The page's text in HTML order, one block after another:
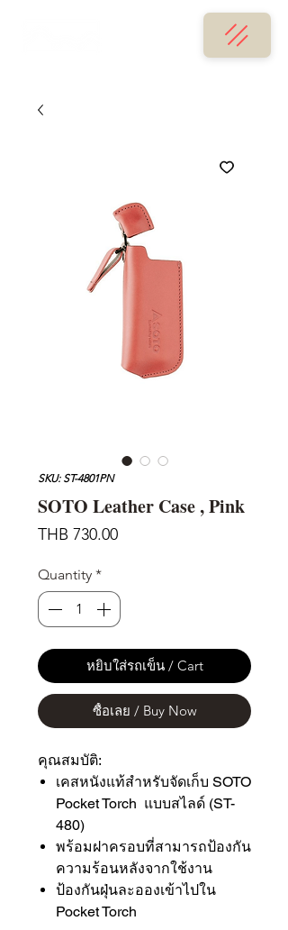
SKU: ST-4801PN
SOTO Leather Case , Pink
THB 730.00Price
Quantity *
หยิบใส่รถเข็น / Cart
ซื้อเลย / Buy Now
คุณสมบัติ:
เคสหนังแท้สำหรับจัดเก็บ SOTO
Pocket Torch แบบสไลด์ (ST-
480)
พร้อมฝาครอบที่สามารถป้องกัน
ความร้อนหลังจากใช้งาน
ป้องกันฝุ่นละอองเข้าไปใน
Pocket Torch